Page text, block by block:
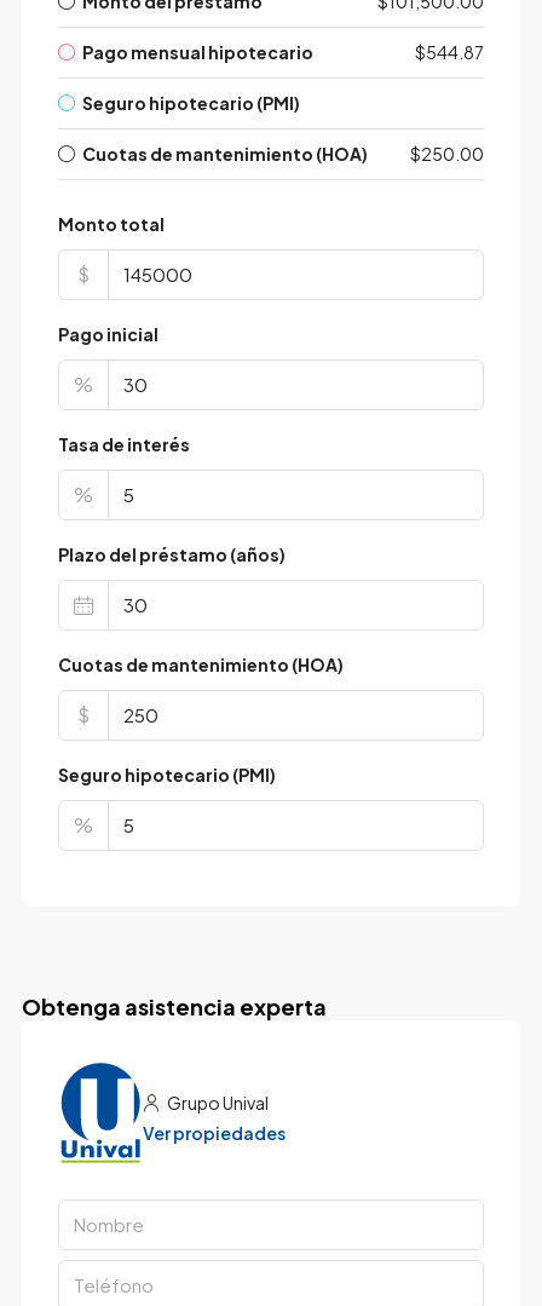
Pago mensual hipotecario $544.87
Seguro hipotecario (PMI)
Cuotas de mantenimiento (HOA) $250.00
Monto total
$
Pago inicial
%
Tasa de interés
%
Plazo del préstamo (años)
Cuotas de mantenimiento (HOA)
$
Seguro hipotecario (PMI)
%
Obtenga asistencia experta
Grupo Unival
Ver propiedades